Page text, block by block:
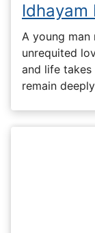
A young
unrequited
and life
remain